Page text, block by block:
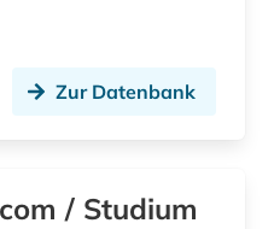
intelligentes stromnetz (1)
internationale fernmelde-union (2)
Zur Datenbank
/ Studium